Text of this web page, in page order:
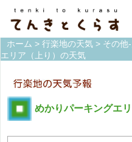
ホーム > 行楽地の天気 > その他
エリア（上り）の天気
めかりパーキングエリ